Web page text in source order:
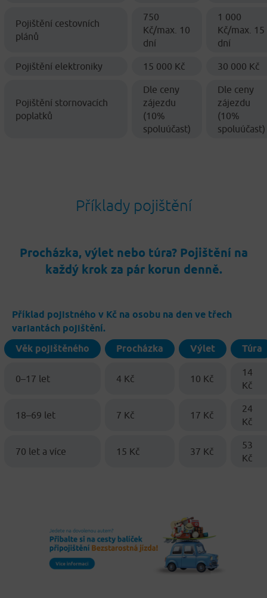
Pojištění cestovních
plánů
750
Kč/max. 10
dní
1 000
Kč/max. 15
dní
Pojištění elektroniky 15 000 Kč 30 000 Kč
Pojištění stornovacích
poplatků
Dle ceny
zájezdu
(10%
spoluúčast)
Dle ceny
zájezdu
(10%
spoluúčast)
Příklady pojištění
Procházka, výlet nebo túra? Pojištění na
každý krok za pár korun denně.
Příklad pojistného v Kč na osobu na den ve třech
variantách pojištění.
Věk pojištěného
Procházka Výlet Túra
0–17 let 4 Kč 10 Kč
14
Kč
18–69 let 7 Kč 17 Kč
24
Kč
70 let a více 15 Kč 37 Kč
53
Kč